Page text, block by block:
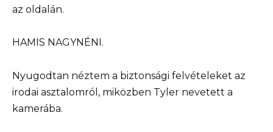
az oldalán.
HAMIS NAGYNÉNI.
Nyugodtan néztem a biztonsági felvételeket az
irodai asztalomról, miközben Tyler nevetett a
kamerába.